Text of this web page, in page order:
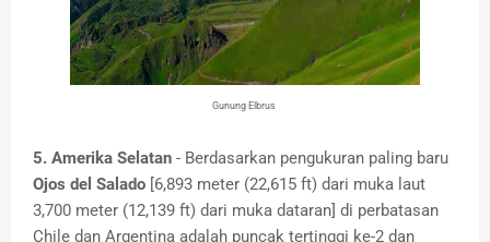
Gunung Elbrus
5. Amerika Selatan - Berdasarkan pengukuran paling baru
Ojos del Salado [6,893 meter (22,615 ft) dari muka laut
3,700 meter (12,139 ft) dari muka dataran] di perbatasan
Chile dan Argentina adalah puncak tertinggi ke-2 dan